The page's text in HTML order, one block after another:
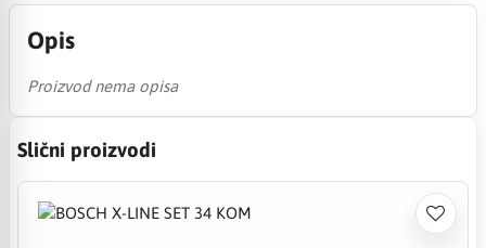
Opis
Proizvod nema opisa
Slični proizvodi